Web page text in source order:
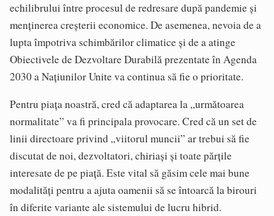
echilibrului între procesul de redresare după pandemie și
menținerea creșterii economice. De asemenea, nevoia de a
lupta împotriva schimbărilor climatice și de a atinge
Obiectivele de Dezvoltare Durabilă prezentate în Agenda
2030 a Națiunilor Unite va continua să fie o prioritate.
Pentru piața noastră, cred că adaptarea la „următoarea
normalitate” va fi principala provocare. Cred că un set de
linii directoare privind „viitorul muncii” ar trebui să fie
discutat de noi, dezvoltatori, chiriași și toate părțile
interesate de pe piață. Este vital să găsim cele mai bune
modalități pentru a ajuta oamenii să se întoarcă la birouri
în diferite variante ale sistemului de lucru hibrid.